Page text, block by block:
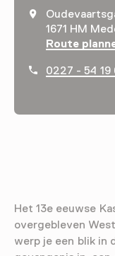
1671 HM
Route
0227 - 54 19
Het 13e eeuwse
overgebleven
werp je een blik in